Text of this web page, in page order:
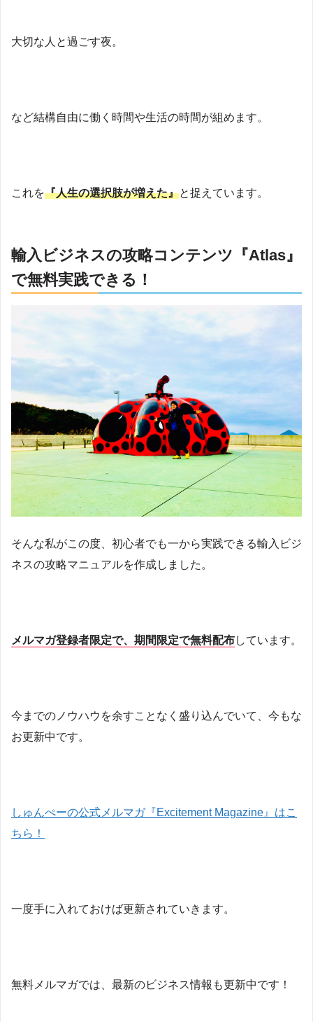
大切な人と過ごす夜。
など結構自由に働く時間や生活の時間が組めます。
これを『人生の選択肢が増えた』と捉えています。
輸入ビジネスの攻略コンテンツ『Atlas』
で無料実践できる！
そんな私がこの度、初心者でも一から実践できる輸入ビジ
ネスの攻略マニュアルを作成しました。
メルマガ登録者限定で、期間限定で無料配布しています。
今までのノウハウを余すことなく盛り込んでいて、今もな
お更新中です。
しゅんぺーの公式メルマガ『Excitement Magazine』はこ
ちら！
一度手に入れておけば更新されていきます。
無料メルマガでは、最新のビジネス情報も更新中です！